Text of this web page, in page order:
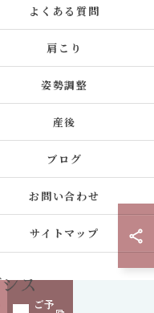
ご予
よくある質問
肩こり
姿勢調整
産後
ブログ
お問い合わせ
サイトマップ